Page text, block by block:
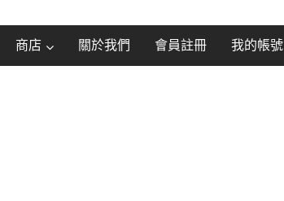
商店 關於我們 會員註冊 我的帳號